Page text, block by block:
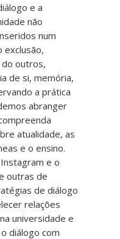
e a
não
num
exclusão,
do outros,
de si, memória,
a prática
abranger
atualidade, as
e o ensino.
e o
outras de
de diálogo
relações
universidade e
diálogo com